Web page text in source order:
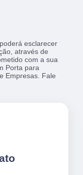
esclarecer
através de
com a sua
Porta para
Empresas. Fale